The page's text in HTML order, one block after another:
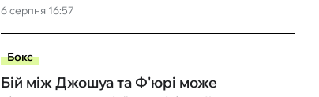
6 серпня 16:57
Бокс
Бій між Джошуа та Ф'юрі може